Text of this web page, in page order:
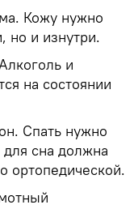
Кожу нужно
но и изнутри.
и
на состоянии
Спать нужно
сна должна
ортопедической.